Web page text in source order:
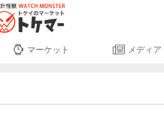
マーケット メディア